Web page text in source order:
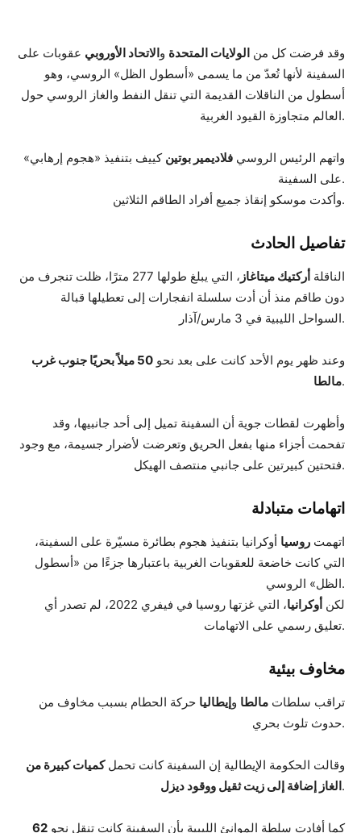
وقد فرضت كل من الولايات المتحدة والاتحاد الأوروبي عقوبات على
السفينة لأنها تُعدّ من ما يسمى «أسطول الظل» الروسي، وهو
أسطول من الناقلات القديمة التي تنقل النفط والغاز الروسي حول
العالم متجاوزة القيود الغربية.
واتهم الرئيس الروسي فلاديمير بوتين كييف بتنفيذ «هجوم إرهابي»
على السفينة.
وأكدت موسكو إنقاذ جميع أفراد الطاقم الثلاثين.
تفاصيل الحادث
الناقلة أركتيك ميتاغاز
، التي يبلغ طولها 277 مترًا، ظلت تنجرف من
دون طاقم منذ أن أدت سلسلة انفجارات إلى تعطيلها قبالة
السواحل الليبية في 3 مارس/آذار.
وعند ظهر يوم الأحد كانت على بعد نحو
50 ميلاً بحريًا جنوب غرب
مالطا.
وأظهرت لقطات جوية أن السفينة تميل إلى أحد جانبيها، وقد
تفحمت أجزاء منها بفعل الحريق وتعرضت لأضرار جسيمة، مع وجود
فتحتين كبيرتين على جانبي منتصف الهيكل.
اتهامات متبادلة
اتهمت روسيا أوكرانيا بتنفيذ هجوم بطائرة مسيّرة على السفينة،
التي كانت خاضعة للعقوبات الغربية باعتبارها جزءًا من «أسطول
الظل» الروسي.
لكن أوكرانيا
، التي غزتها روسيا في فيفري 2022، لم تصدر أي
تعليق رسمي على الاتهامات.
مخاوف بيئية
تراقب سلطات مالطا وإيطاليا حركة الحطام بسبب مخاوف من
حدوث تلوث بحري.
وقالت الحكومة الإيطالية إن السفينة كانت تحملكميات كبيرة من
الغاز إضافة إلى زيت ثقيل ووقود ديزل.
كما أفادت سلطة الموانئ الليبية بأن السفينة كانت تنقل نحو 62